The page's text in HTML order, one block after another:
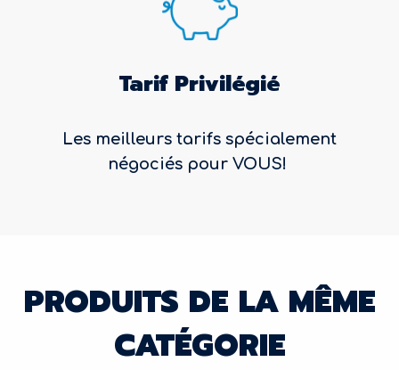
Tarif Privilégié
Les meilleurs tarifs spécialement
négociés pour VOUS!
PRODUITS DE LA MÊME
CATÉGORIE